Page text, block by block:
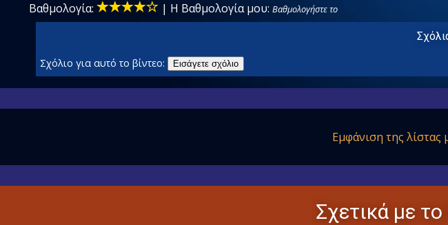
Βαθμολογία:
| Η Βαθμολογία μου: Βαθμολογήστε το
Σχόλιο για αυτό το βίντεο: Εισάγετε σχόλιο
Εμφάνιση της λίστας
Σχετικά με